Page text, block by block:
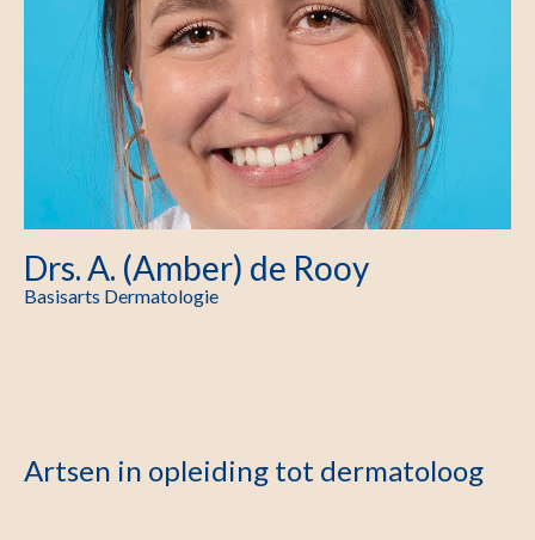
Drs. A. (Amber) de Rooy
Basisarts Dermatologie
Artsen in opleiding tot dermatoloog